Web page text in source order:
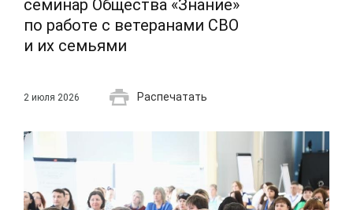
семинар Общества «Знание»
по работе с ветеранами СВО
и их семьями
2 июля 2026 Распечатать